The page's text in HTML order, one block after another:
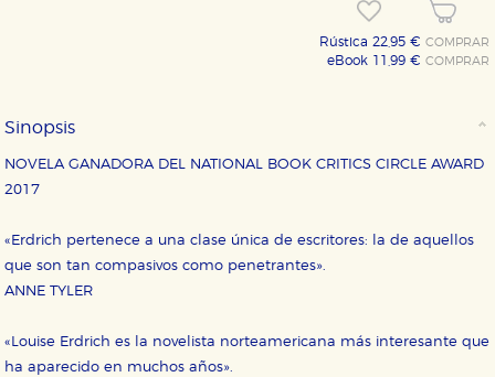
Rústica 22,95 €COMPRAR
eBook 11,99 €COMPRAR
Sinopsis
NOVELA GANADORA DEL NATIONAL BOOK CRITICS CIRCLE AWARD
2017
«Erdrich pertenece a una clase única de escritores: la de aquellos
que son tan compasivos como penetrantes».
ANNE TYLER
«Louise Erdrich es la novelista norteamericana más interesante que
ha aparecido en muchos años».